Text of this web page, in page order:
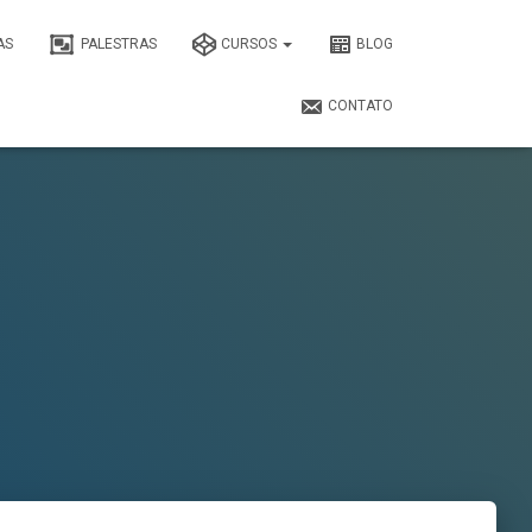
PALESTRAS CURSOS BLOG
CONTATO